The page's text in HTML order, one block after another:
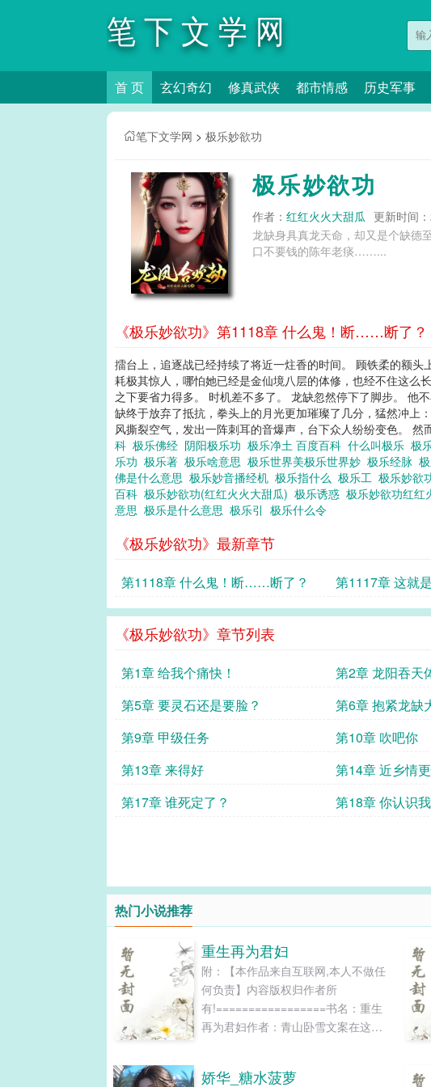
笔下文学网
首 页 玄幻奇幻 修真武侠 都市情感 历史军事
笔下文学网 > 极乐妙欲功
极乐妙欲功
作者： 红红火火大甜瓜 更新时间
龙缺身具真龙天命，却又是个缺德
口不要钱的陈年老痰……...
《极乐妙欲功》第1118章 什么鬼！断……断了？
擂台上，追逐战已经持续了将近一炷香的时间。 顾铁柔的额
耗极其惊人，哪怕她已经是金仙境八层的体修，也经不住这么
之下要省力得多。 时机差不多了。 龙缺忽然停下了脚步。 他
缺终于放弃了抵抗，拳头上的月光更加璀璨了几分，猛然冲上
风撕裂空气，发出一阵刺耳的音爆声，台下众人纷纷变色。
科 极乐佛经 阴阳极乐功 极乐净土 百度百科 什么叫极乐 极
乐功 极乐著 极乐啥意思 极乐世界美极乐世界妙 极乐经脉
佛是什么意思 极乐妙音播经机 极乐指什么 极乐工 极乐妙欲
百科 极乐妙欲功(红红火火大甜瓜) 极乐诱惑 极乐妙欲功红红
意思 极乐是什么意思 极乐引 极乐什么令
《极乐妙欲功》最新章节
第1118章 什么鬼！断……断了？ 第1117章 这就
《极乐妙欲功》章节列表
第1章 给我个痛快！ 第2章 龙阳吞天
第5章 要灵石还是要脸？
第6章 抱紧龙缺
第9章 甲级任务
第10章 吹吧你
第13章 来得好
第14章 近乡情
第17章 谁死定了？
第18章 你认识
热门小说推荐
重生再为君妇
附：【本作品来自互联网,本人不做任
何负责】内容版权归作者所
有!=================书名：重生
再为君妇作者：青山卧雪文案在这个
这个贵女老婆心有所属，闺誉败坏，
娇华_糖水菠萝